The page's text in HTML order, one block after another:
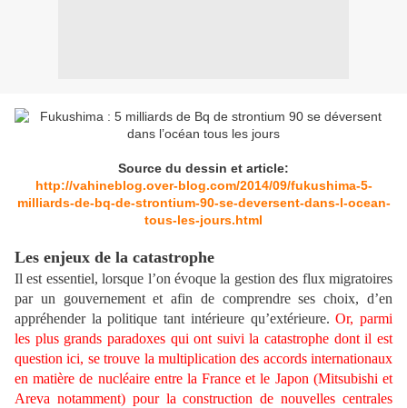
Source du dessin et article:
http://vahineblog.over-blog.com/2014/09/fukushima-5-
milliards-de-bq-de-strontium-90-se-deversent-dans-l-ocean-
tous-les-jours.html
Les enjeux de la catastrophe
Il est essentiel, lorsque l’on évoque la gestion des flux migratoires
par un gouvernement et afin de comprendre ses choix, d’en
appréhender la politique tant intérieure qu’extérieure.Or, parmi
les plus grands paradoxes qui ont suivi la catastrophe dont il est
question ici, se trouve la multiplication des accords internationaux
en matière de nucléaire entre la France et le Japon (Mitsubishi et
Areva notamment) pour la construction de nouvelles centrales